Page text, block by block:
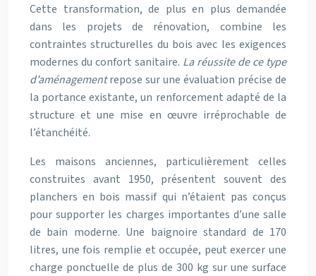
Cette transformation, de plus en plus demandée
dans les projets de rénovation, combine les
contraintes structurelles du bois avec les exigences
modernes du confort sanitaire. La réussite de ce type
d’aménagementrepose sur une évaluation précise de
la portance existante, un renforcement adapté de la
structure et une mise en œuvre irréprochable de
l’étanchéité.
Les maisons anciennes, particulièrement celles
construites avant 1950, présentent souvent des
planchers en bois massif qui n’étaient pas conçus
pour supporter les charges importantes d’une salle
de bain moderne. Une baignoire standard de 170
litres, une fois remplie et occupée, peut exercer une
charge ponctuelle de plus de 300 kg sur une surface